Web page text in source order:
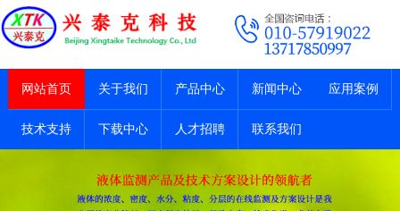
网站首页 关于我们 产品中心 新闻中心 应用案例
技术支持 下载中心 人才招聘 联系我们